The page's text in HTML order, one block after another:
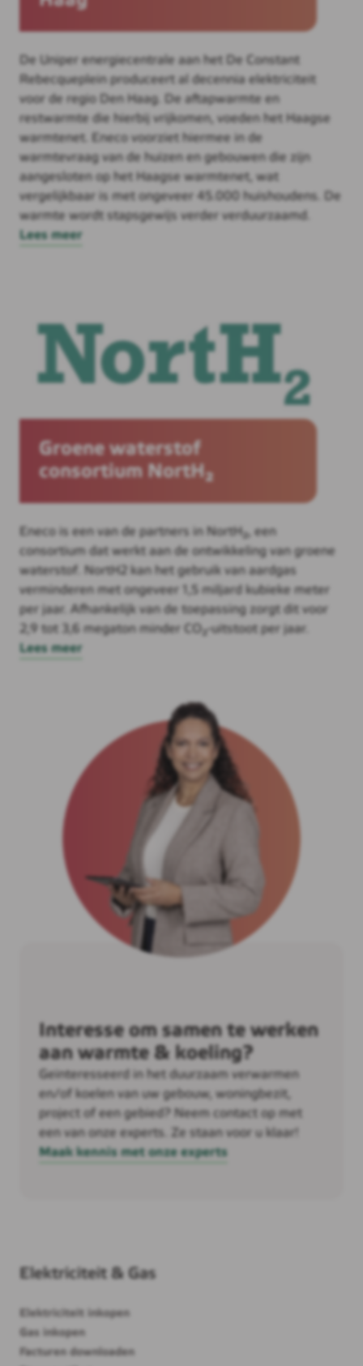
De Uniper energiecentrale aan het De Constant
Rebecqueplein produceert al decennia elektriciteit
voor de regio Den Haag. De aftapwarmte en
restwarmte die hierbij vrijkomen, voeden het Haagse
warmtenet. Eneco voorziet hiermee in de
warmtevraag van de huizen en gebouwen die zijn
aangesloten op het Haagse warmtenet, wat
vergelijkbaar is met ongeveer 45.000 huishoudens. De
warmte wordt stapsgewijs verder verduurzaamd.
Lees meer
Groene waterstof
consortium NortH₂
Eneco is een van de partners in NortH₂, een
consortium dat werkt aan de ontwikkeling van groene
waterstof. NortH2 kan het gebruik van aardgas
verminderen met ongeveer 1,5 miljard kubieke meter
per jaar. Afhankelijk van de toepassing zorgt dit voor
2,9 tot 3,6 megaton minder CO₂-uitstoot per jaar.
Lees meer
Interesse om samen te werken
aan warmte & koeling?
Geïnteresseerd in het duurzaam verwarmen
en/of koelen van uw gebouw, woningbezit,
project of een gebied? Neem contact op met
een van onze experts. Ze staan voor u klaar!
Maak kennis met onze experts
Elektriciteit & Gas
Elektriciteit inkopen
Gas inkopen
Facturen downloaden